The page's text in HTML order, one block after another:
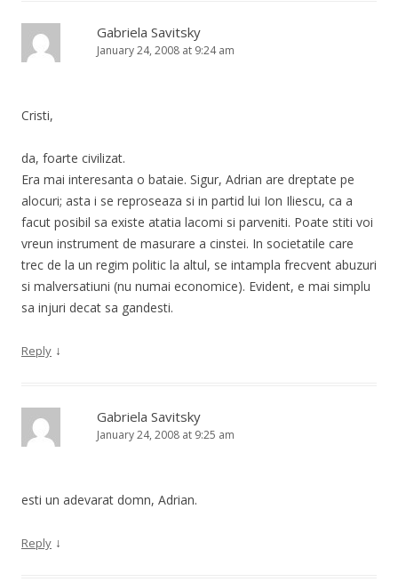
Gabriela Savitsky
January 24, 2008 at 9:24 am
Cristi,
da, foarte civilizat.
Era mai interesanta o bataie. Sigur, Adrian are dreptate pe
alocuri; asta i se reproseaza si in partid lui Ion Iliescu, ca a
facut posibil sa existe atatia lacomi si parveniti. Poate stiti voi
vreun instrument de masurare a cinstei. In societatile care
trec de la un regim politic la altul, se intampla frecvent abuzuri
si malversatiuni (nu numai economice). Evident, e mai simplu
sa injuri decat sa gandesti.
Reply ↓
Gabriela Savitsky
January 24, 2008 at 9:25 am
esti un adevarat domn, Adrian.
Reply ↓